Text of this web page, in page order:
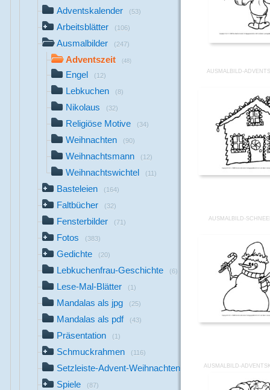
Adventskalender (53)
Arbeitsblätter (106)
Ausmalbilder (247)
Adventszeit (48)
Engel (12)
Lebkuchen (8)
Nikolaus (32)
Religiöse Motive (34)
Weihnachten (90)
Weihnachtsmann (12)
Weihnachtswichtel (11)
Basteleien (164)
Faltbücher (32)
Fensterbilder (71)
Fotos (383)
Gedichte (20)
Lebkuchenfrau-Geschichte (6)
Lese-Mal-Blätter (1)
Mandalas als jpg (25)
Mandalas als pdf (43)
Präsentation (1)
Schmuckrahmen (116)
Setzleiste-Advent-Weihnachten
Spiele (87)
AUSMALBILD-
AUSMALBILD-
AUSMALBILD-